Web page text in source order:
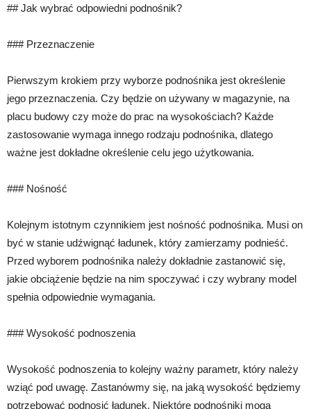
## Jak wybrać odpowiedni podnośnik?
### Przeznaczenie
Pierwszym krokiem przy wyborze podnośnika jest określenie
jego przeznaczenia. Czy będzie on używany w magazynie, na
placu budowy czy może do prac na wysokościach? Każde
zastosowanie wymaga innego rodzaju podnośnika, dlatego
ważne jest dokładne określenie celu jego użytkowania.
### Nośność
Kolejnym istotnym czynnikiem jest nośność podnośnika. Musi on
być w stanie udźwignąć ładunek, który zamierzamy podnieść.
Przed wyborem podnośnika należy dokładnie zastanowić się,
jakie obciążenie będzie na nim spoczywać i czy wybrany model
spełnia odpowiednie wymagania.
### Wysokość podnoszenia
Wysokość podnoszenia to kolejny ważny parametr, który należy
wziąć pod uwagę. Zastanówmy się, na jaką wysokość będziemy
potrzebować podnosić ładunek. Niektóre podnośniki mogą